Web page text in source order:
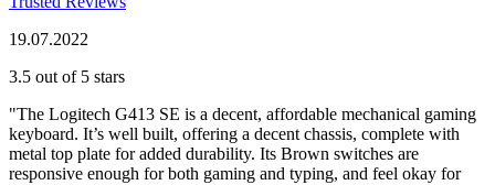
19.07.2022
3.5 out of 5 stars
"The Logitech G413 SE is a decent, affordable mechanical gaming
keyboard. It’s well built, offering a decent chassis, complete with
metal top plate for added durability. Its Brown switches are
responsive enough for both gaming and typing, and feel okay for